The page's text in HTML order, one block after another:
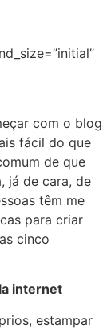
com o blog
fácil do que
de que
já de cara, de
têm me
para criar
cinco
internet
estampar